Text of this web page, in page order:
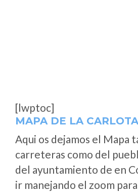
[lwptoc]
MAPA DE LA CARLOTA
Aqui os dejamos el Mapa
carreteras como del
del ayuntamiento de en
ir manejando el zoom